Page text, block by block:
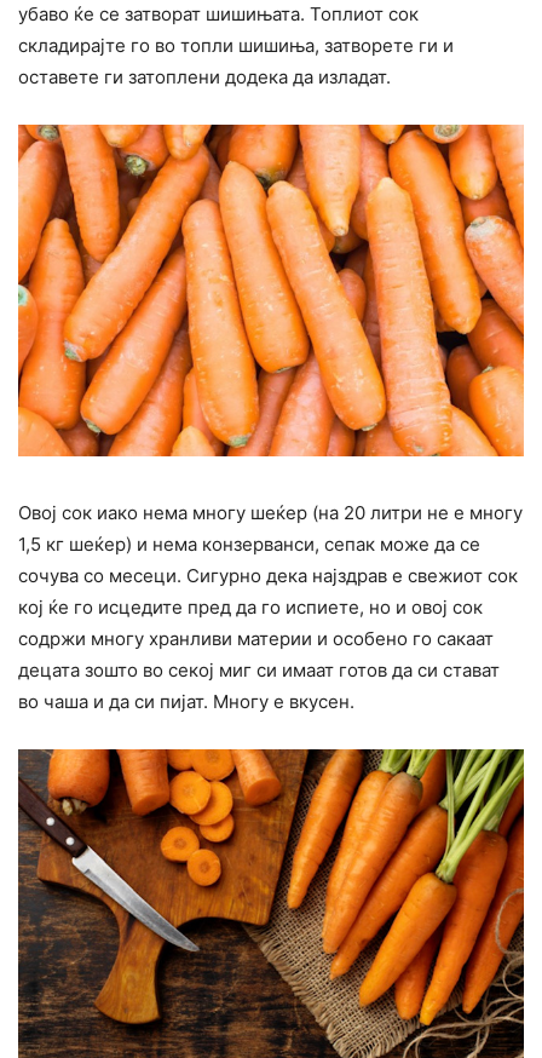
убаво ќе се затворат шишињата. Топлиот сок
складирајте го во топли шишиња, затворете ги и
оставете ги затоплени додека да изладат.
Овој сок иако нема многу шеќер (на 20 литри не е многу
1,5 кг шеќер) и нема конзерванси, сепак може да се
сочува со месеци. Сигурно дека најздрав е свежиот сок
кој ќе го исцедите пред да го испиете, но и овој сок
содржи многу хранливи материи и особено го сакаат
децата зошто во секој миг си имаат готов да си стават
во чаша и да си пијат. Многу е вкусен.